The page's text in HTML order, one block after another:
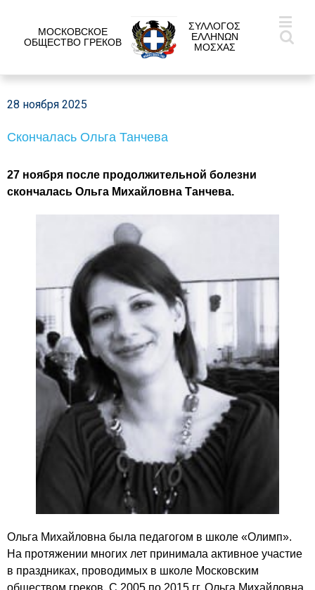
МОСКОВСКОЕ
ОБЩЕСТВО ГРЕКОВ
ΣΥΛΛΟΓΟΣ
ΕΛΛΗΝΩΝ
ΜΟΣΧΑΣ
28 ноября 2025
Скончалась Ольга Танчева
27 ноября после продолжительной болезни
скончалась Ольга Михайловна Танчева.
Ольга Михайловна была педагогом в школе «Олимп».
На протяжении многих лет принимала активное участие
в праздниках, проводимых в школе Московским
обществом греков. С 2005 по 2015 гг. Ольга Михайловна